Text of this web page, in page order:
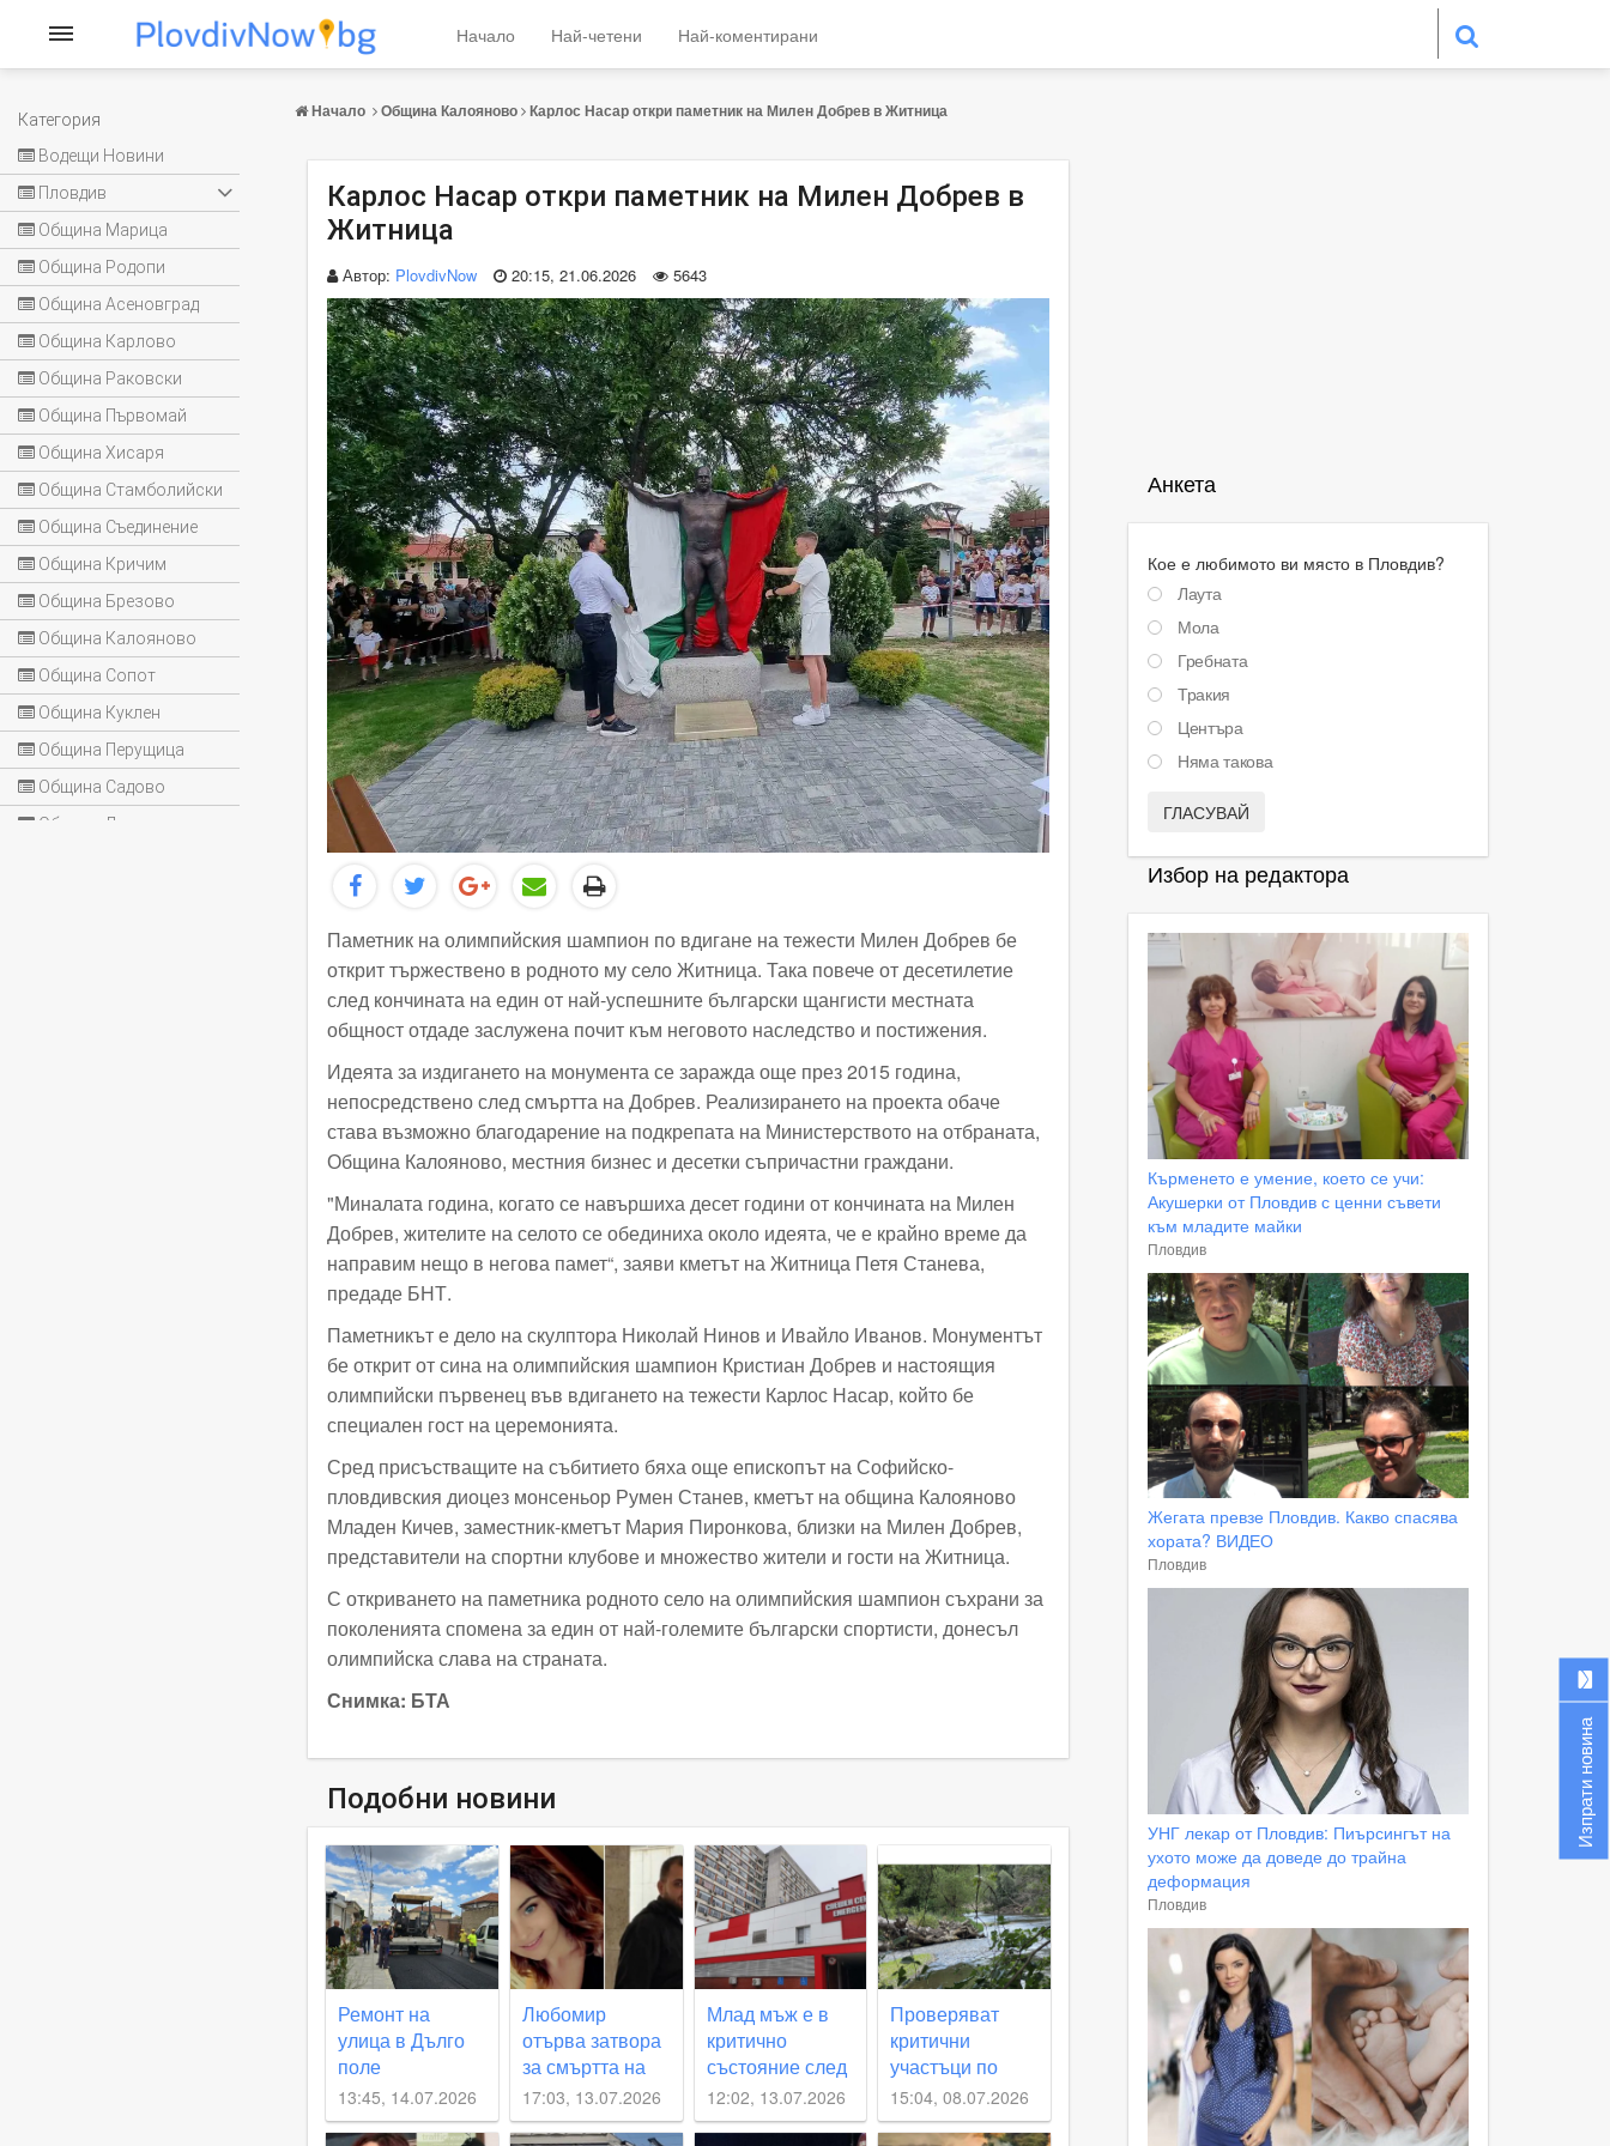
Категория
Водещи Новини
Пловдив
Община Марица
Община Родопи
Община Асеновград
Община Карлово
Община Раковски
Община Първомай
Община Хисаря
Община Стамболийски
Община Съединение
Община Кричим
Община Брезово
Община Калояново
Община Сопот
Община Куклен
Община Перущица
Община Садово
Община Лъки
Начало Най-четени Най-коментирани
Начало Община Калояново Карлос Насар откри паметник на Милен Добрев в Житница
Карлос Насар откри паметник на Милен Добрев в
Житница
Автор: PlovdivNow 20:15, 21.06.2026 5643
Паметник на олимпийския шампион по вдигане на тежести Милен Добрев бе
открит тържествено в родното му село Житница. Така повече от десетилетие
след кончината на един от най-успешните български щангисти местната
общност отдаде заслужена почит към неговото наследство и постижения.
Идеята за издигането на монумента се заражда още през 2015 година,
непосредствено след смъртта на Добрев. Реализирането на проекта обаче
става възможно благодарение на подкрепата на Министерството на отбраната,
Община Калояново, местния бизнес и десетки съпричастни граждани.
"Миналата година, когато се навършиха десет години от кончината на Милен
Добрев, жителите на селото се обединиха около идеята, че е крайно време да
направим нещо в негова памет“, заяви кметът на Житница Петя Станева,
предаде БНТ.
Паметникът е дело на скулптора Николай Нинов и Ивайло Иванов. Монументът
бе открит от сина на олимпийския шампион Кристиан Добрев и настоящия
олимпийски първенец във вдигането на тежести Карлос Насар, който бе
специален гост на церемонията.
Сред присъстващите на събитието бяха още епископът на Софийско-
пловдивския диоцез монсеньор Румен Станев, кметът на община Калояново
Младен Кичев, заместник-кметът Мария Пиронкова, близки на Милен Добрев,
представители на спортни клубове и множество жители и гости на Житница.
С откриването на паметника родното село на олимпийския шампион съхрани за
поколенията спомена за един от най-големите български спортисти, донесъл
олимпийска слава на страната.
Снимка: БТА
Подобни новини
Ремонт на
улица в Дълго
поле
продължава,
кметът
13:45, 14.07.2026
Любомир
отърва затвора
за смъртта на
Красимира в
Бегово
17:03, 13.07.2026
Млад мъж е в
критично
състояние след
падане от
тротинетка в
12:02, 13.07.2026
Проверяват
критични
участъци по
поречието на
Стряма в
15:04, 08.07.2026
Анкета
Кое е любимото ви място в Пловдив?
Лаута
Мола
Гребната
Тракия
Центъра
Няма такова
ГЛАСУВАЙ
Избор на редактора
Кърменето е умение, което се учи:
Акушерки от Пловдив с ценни съвети
към младите майки
Пловдив
Жегата превзе Пловдив. Какво спасява
хората? ВИДЕО
Пловдив
УНГ лекар от Пловдив: Пиърсингът на
ухото може да доведе до трайна
деформация
Пловдив
Изпрати новина